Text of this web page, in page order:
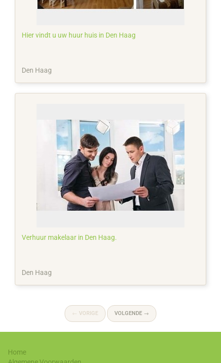
Hier vindt u uw huur huis in Den Haag
Den Haag
Verhuur makelaar in Den Haag.
Den Haag
← VORIGE VOLGENDE →
Home